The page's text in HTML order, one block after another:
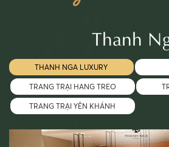
Thanh
THANH NGA LUXURY
TRANG TRẠI HANG TREO
TRANG TRẠI YÊN KHÁNH